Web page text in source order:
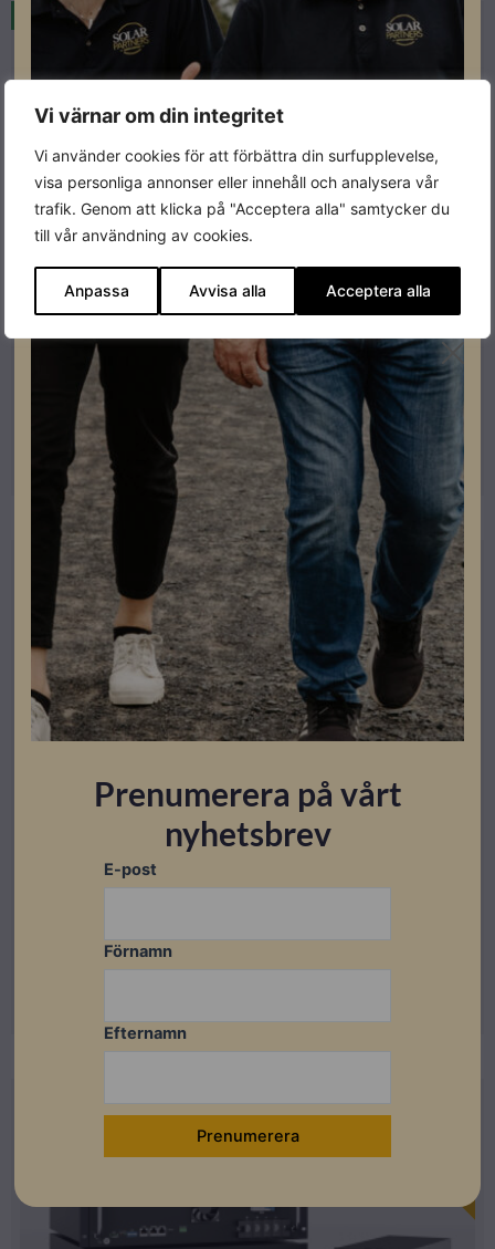
Vi värnar om din integritet
Vi använder cookies för att förbättra din surfupplevelse,
visa personliga annonser eller innehåll och analysera vår
trafik. Genom att klicka på "Acceptera alla" samtycker du
till vår användning av cookies.
Anpassa Avvisa alla Acceptera alla
Beställningsvara
Energilagring
Pixii Home Energilagring 10/10 kWh
Artikelnummer: 304210
Restnoterad
Läs mer
Beställningsvara
Energilagring
Artikelnummer: 304214
Beställningsvara
Prenumerera på vårt
nyhetsbrev
E-post
Förnamn
Efternamn